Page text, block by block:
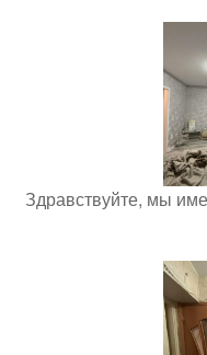
Здравствуйте, мы